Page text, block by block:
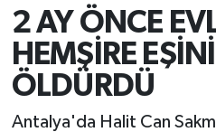
2 AY ÖNCE
HEMŞİRE
ÖLDÜRDÜ
Antalya'da Halit Can